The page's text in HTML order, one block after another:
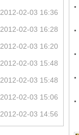
2012-02-03 16:36
2012-02-03 16:28
2012-02-03 16:20
2012-02-03 15:48
2012-02-03 15:48
2012-02-03 15:06
2012-02-03 14:56